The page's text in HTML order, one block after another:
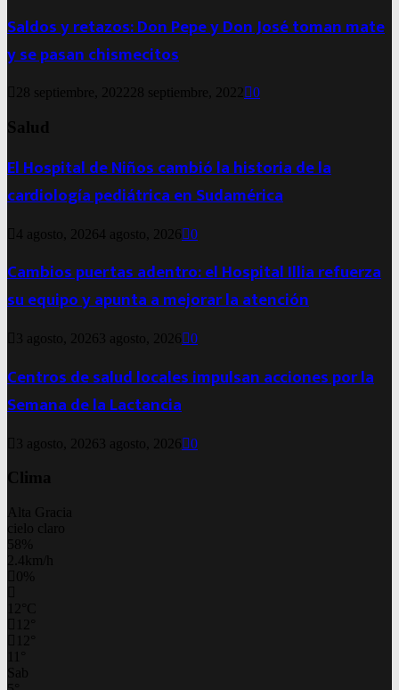
Saldos y retazos: Don Pepe y Don José toman mate
y se pasan chismecitos
28 septiembre, 202228 septiembre, 2022 0
Salud
El Hospital de Niños cambió la historia de la
cardiología pediátrica en Sudamérica
4 agosto, 20264 agosto, 2026 0
Cambios puertas adentro: el Hospital Illia refuerza
su equipo y apunta a mejorar la atención
3 agosto, 2026 3 agosto, 2026 0
Centros de salud locales impulsan acciones por la
Semana de la Lactancia
3 agosto, 2026 3 agosto, 2026 0
Clima
Alta Gracia
cielo claro
58%
2.4km/h
0%
C
Sab